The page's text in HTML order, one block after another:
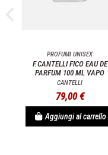
PROFUMI UNISEX
F.CANTELLI FICO EAU DE
PARFUM 100 ML VAPO
CANTELLI
79,00 €
Aggiungi al carrello